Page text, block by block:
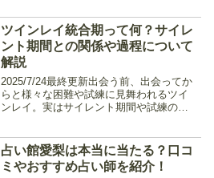
様々な縁を結んできました。...
ツインレイ統合期って何？サイレ
ント期間との関係や過程について
解説
2025/7/24最終更新出会う前、出会ってか
らと様々な困難や試練に見舞われるツイ
ンレイ。実はサイレント期間や試練の
れています。今回は二人の魂が一つにな
る前の"統合期...
占い館愛梨は本当に当たる？口コ
ミやおすすめ占い師を紹介！